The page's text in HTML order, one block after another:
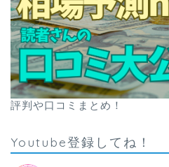
評判や口コミまとめ！
Youtube登録してね！